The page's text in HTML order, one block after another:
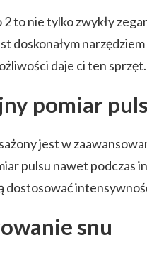
2 to nie tylko zwykły
doskonałym
daje ci ten sprzęt.
pomiar
jest w
pulsu nawet podczas
dostosować
snu